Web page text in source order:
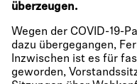
überzeugen.
Wegen der COVID-19-
dazu übergegangen,
Inzwischen ist es für
geworden,